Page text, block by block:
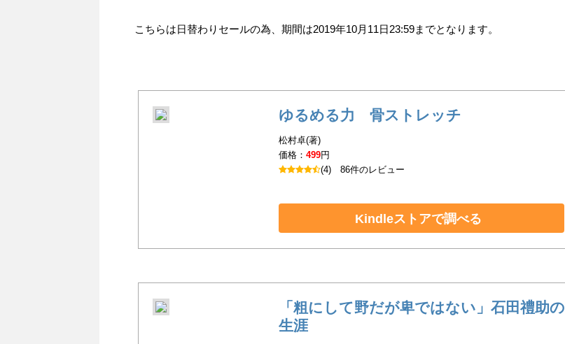
こちらは日替わりセールの為、期間は2019年10月11日23:59までとなります。
ゆるめる力 骨ストレッチ
松村卓(著)
価格：499円
(4)86件のレビュー
Kindleストアで調べる
「粗にして野だが卑ではない」石田禮助の
生涯